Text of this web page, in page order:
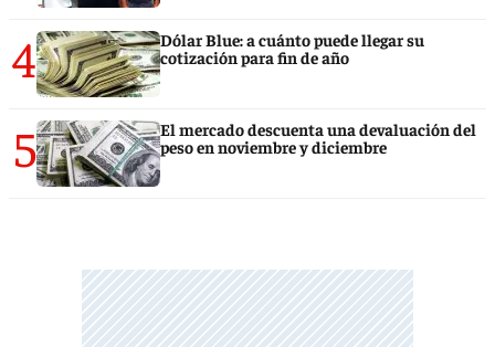
4
Dólar Blue: a cuánto puede llegar su
cotización para fin de año
5
El mercado descuenta una devaluación del
peso en noviembre y diciembre